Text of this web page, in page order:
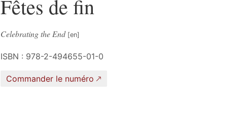
Fêtes de fin
Celebrating the End
ISBN : 978-2-494655-01-0
Commander le numéro